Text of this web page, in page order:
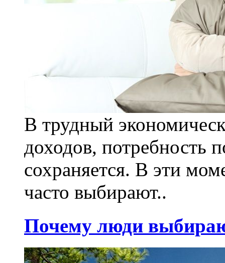
В трудный
доходов, потребность
сохраняется. В эти
часто выбирают..
Почему люди